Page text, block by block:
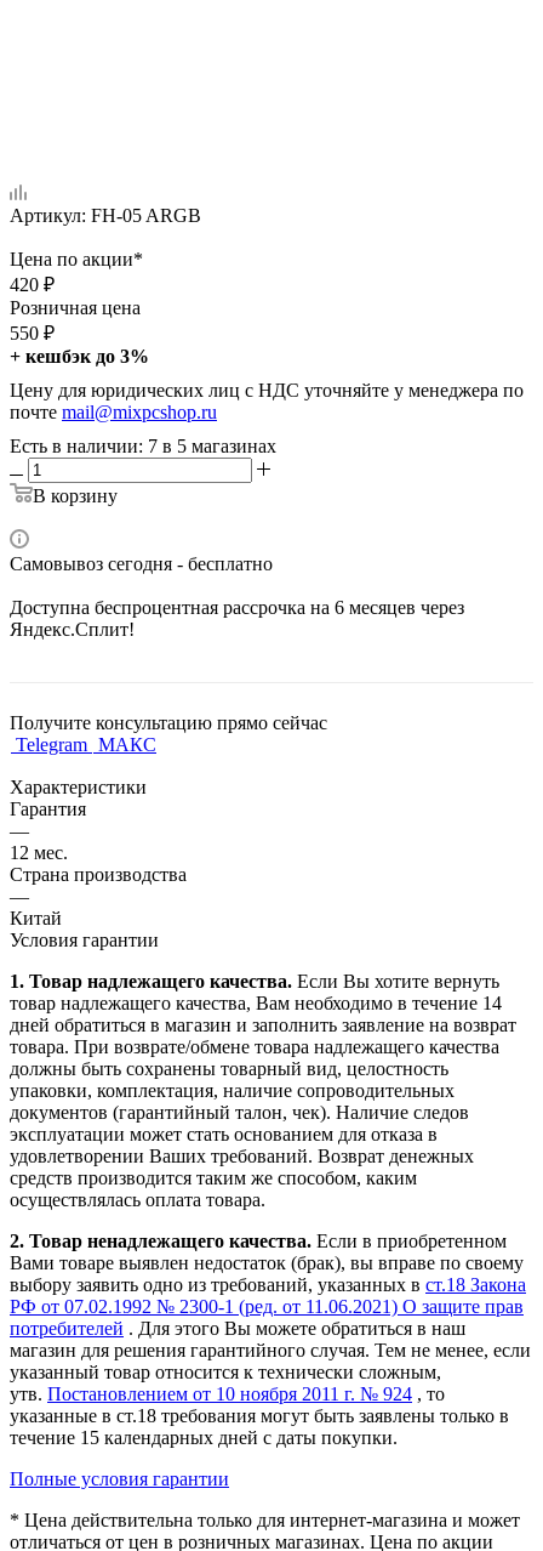
Артикул: FH-05 ARGB
Цена по акции*
420 ₽
Розничная цена
550 ₽
+ кешбэк до 3%
Цену для юридических лиц с НДС уточняйте у менеджера по
почте mail@mixpcshop.ru
Есть в наличии: 7 в 5 магазинах
В корзину
Самовывоз сегодня - бесплатно
Доступна беспроцентная рассрочка на 6 месяцев через
Яндекс.Сплит!
Получите консультацию прямо сейчас
Telegram МАКС
Характеристики
Гарантия
—
12 мес.
Страна производства
—
Китай
Условия гарантии
1. Товар надлежащего качества. Если Вы хотите вернуть
товар надлежащего качества, Вам необходимо в течение 14
дней обратиться в магазин и заполнить заявление на возврат
товара. При возврате/обмене товара надлежащего качества
должны быть сохранены товарный вид, целостность
упаковки, комплектация, наличие сопроводительных
документов (гарантийный талон, чек). Наличие следов
эксплуатации может стать основанием для отказа в
удовлетворении Ваших требований. Возврат денежных
средств производится таким же способом, каким
осуществлялась оплата товара.
2. Товар ненадлежащего качества. Если в приобретенном
Вами товаре выявлен недостаток (брак), вы вправе по своему
выбору заявить одно из требований, указанных в ст.18 Закона
РФ от 07.02.1992 № 2300-1 (ред. от 11.06.2021) О защите прав
потребителей . Для этого Вы можете обратиться в наш
магазин для решения гарантийного случая. Тем не менее, если
указанный товар относится к технически сложным,
утв. Постановлением от 10 ноября 2011 г. № 924 , то
указанные в ст.18 требования могут быть заявлены только в
течение 15 календарных дней с даты покупки.
Полные условия гарантии
* Цена действительна только для интернет-магазина и может
отличаться от цен в розничных магазинах. Цена по акции